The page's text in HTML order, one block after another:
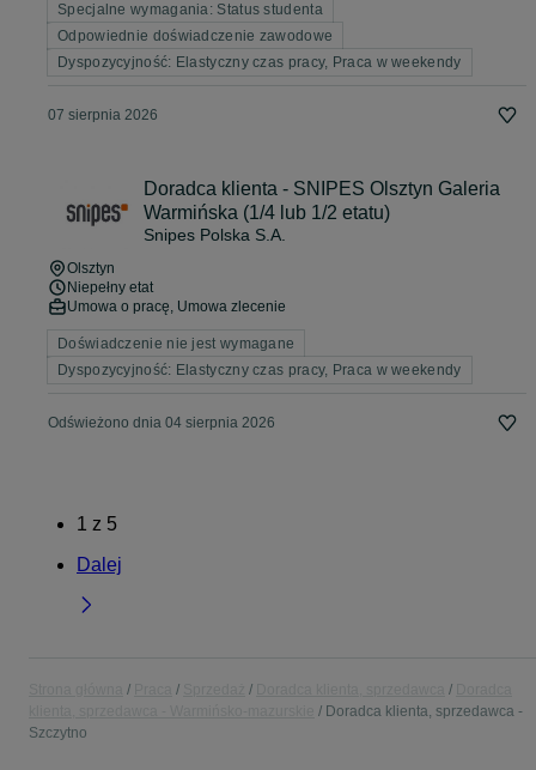
Specjalne wymagania: Status studenta
Odpowiednie doświadczenie zawodowe
Dyspozycyjność: Elastyczny czas pracy, Praca w weekendy
07 sierpnia 2026
Doradca klienta - SNIPES Olsztyn Galeria
Warmińska (1/4 lub 1/2 etatu)
Snipes Polska S.A.
Olsztyn
Niepełny etat
Umowa o pracę, Umowa zlecenie
Doświadczenie nie jest wymagane
Dyspozycyjność: Elastyczny czas pracy, Praca w weekendy
Odświeżono dnia 04 sierpnia 2026
1 z 5
Dalej
Doradca klienta, sprzedawca -
Szczytno